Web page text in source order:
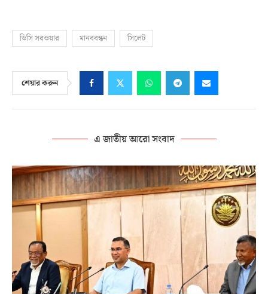
ডিসি সরওয়ার মানববন্ধন সিলেট
শেয়ার করুন
এ জাতীয় আরো সংবাদ